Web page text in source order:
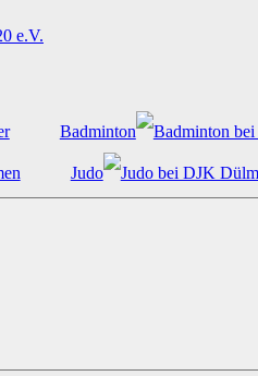
e.V.
Badminton
Judo